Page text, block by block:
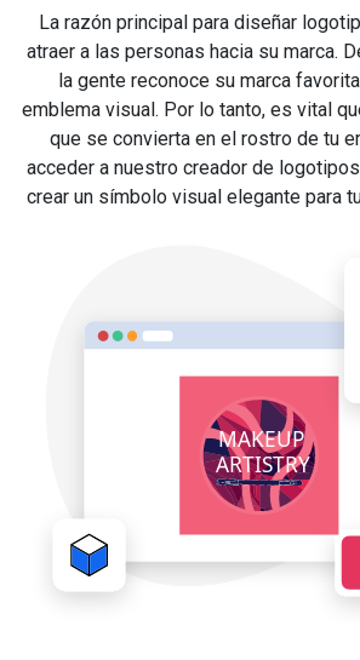
La razón principal para diseñar
atraer a las personas hacia su marca.
la gente reconoce su marca
emblema visual. Por lo tanto, es vital
que se convierta en el rostro de tu
acceder a nuestro creador de
crear un símbolo visual elegante para